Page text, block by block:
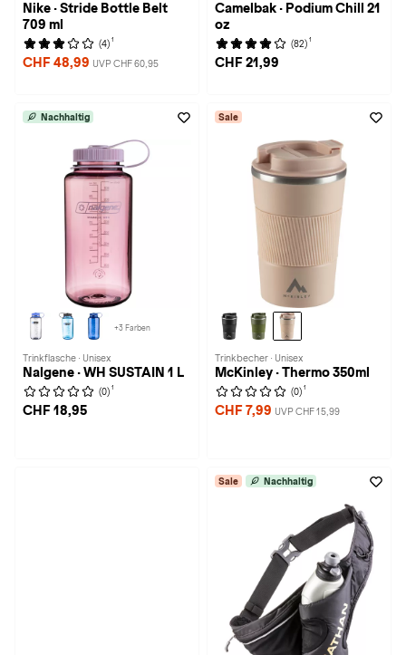
Nike · Stride Bottle Belt
709 ml
(4) 1
CHF 48,99 UVP CHF 60,95
Camelbak · Podium Chill 21
oz
(82) 1
CHF 21,99
Nachhaltig
+3 Farben
Trinkflasche · Unisex
Nalgene · WH SUSTAIN 1 L
(0) 1
CHF 18,95
Sale
Trinkbecher · Unisex
McKinley · Thermo 350ml
(0) 1
CHF 7,99 UVP CHF 15,99
Sale Nachhaltig